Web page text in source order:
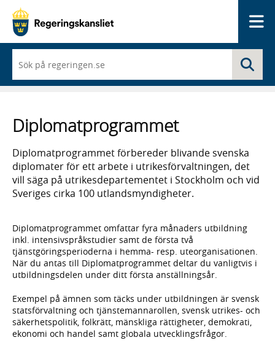
du
börjar
skriva
en
lista
med
sökförslag
Diplomatprogrammet
Diplomatprogrammet förbereder blivande svenska
diplomater för ett arbete i utrikesförvaltningen, det
vill säga på utrikesdepartementet i Stockholm och vid
Sveriges cirka 100 utlandsmyndigheter.
Diplomatprogrammet omfattar fyra månaders utbildning
inkl. intensivspråkstudier samt de första två
tjänstgöringsperioderna i hemma- resp. uteorganisationen.
När du antas till Diplomatprogrammet deltar du vanligtvis i
utbildningsdelen under ditt första anställningsår.
Exempel på ämnen som täcks under utbildningen är svensk
statsförvaltning och tjänstemannarollen, svensk utrikes- och
säkerhetspolitik, folkrätt, mänskliga rättigheter, demokrati,
ekonomi och handel samt globala utvecklingsfrågor.